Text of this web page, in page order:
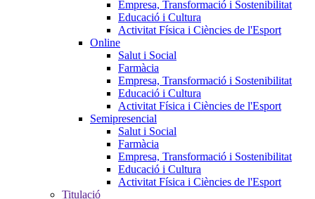
Empresa, Transformació i Sostenibilitat
Educació i Cultura
Activitat Física i Ciències de l'Esport
Online
Salut i Social
Farmàcia
Empresa, Transformació i Sostenibilitat
Educació i Cultura
Activitat Física i Ciències de l'Esport
Semipresencial
Salut i Social
Farmàcia
Empresa, Transformació i Sostenibilitat
Educació i Cultura
Activitat Física i Ciències de l'Esport
Titulació